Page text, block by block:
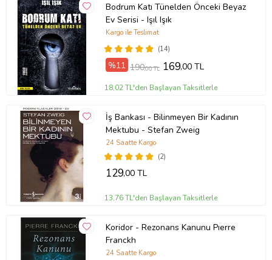
Bodrum Katı Tünelden Önceki Beyaz
Ev Serisi - Işıl Işık
(14)
Kargo ile Teslimat
%11 190,00 TL 169,00 TL
18,02 TL'den Başlayan Taksitlerle
İş Bankası - Bilinmeyen Bir Kadının
Mektubu - Stefan Zweig
(2)
24 Saatte Kargo
129,00 TL
13,76 TL'den Başlayan Taksitlerle
Koridor - Rezonans Kanunu Pıerre
Franckh
24 Saatte Kargo